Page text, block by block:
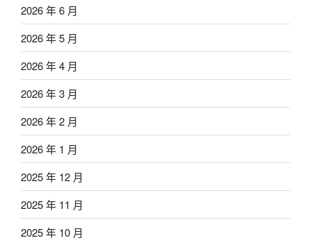
2026 年 6 月
2026 年 5 月
2026 年 4 月
2026 年 3 月
2026 年 2 月
2026 年 1 月
2025 年 12 月
2025 年 11 月
2025 年 10 月